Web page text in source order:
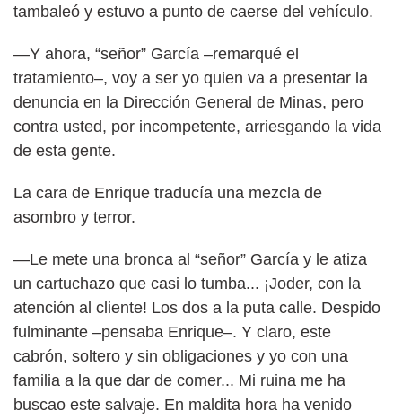
tambaleó y estuvo a punto de caerse del vehículo.
—Y ahora, “señor” García –remarqué el
tratamiento–, voy a ser yo quien va a presentar la
denuncia en la Dirección General de Minas, pero
contra usted, por incompetente, arriesgando la vida
de esta gente.
La cara de Enrique traducía una mezcla de
asombro y terror.
—Le mete una bronca al “señor” García y le atiza
un cartuchazo que casi lo tumba... ¡Joder, con la
atención al cliente! Los dos a la puta calle. Despido
fulminante –pensaba Enrique–. Y claro, este
cabrón, soltero y sin obligaciones y yo con una
familia a la que dar de comer... Mi ruina me ha
buscao este salvaje. En maldita hora ha venido